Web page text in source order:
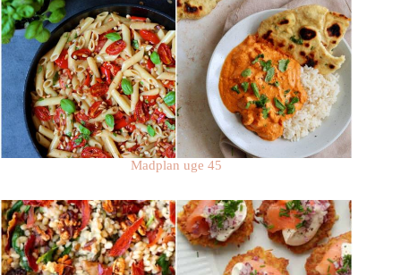
Madplan uge 45